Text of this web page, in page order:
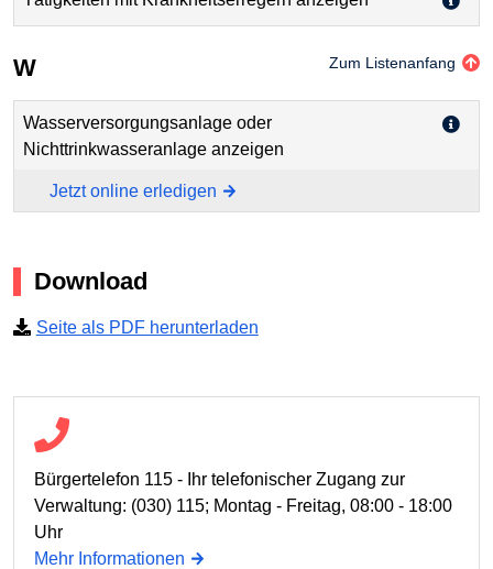
W Zum Listenanfang
Wasserversorgungsanlage oder
Nichttrinkwasseranlage anzeigen
Jetzt online erledigen
Download
Seite als PDF herunterladen
Bürgertelefon 115 - Ihr telefonischer Zugang zur
Verwaltung: (030) 115; Montag - Freitag, 08:00 - 18:00
Uhr
Mehr Informationen